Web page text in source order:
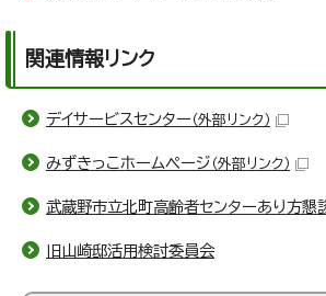
関連情報リンク
デイサービスセンター （外部リンク）
みずきっこホームページ （外部リンク）
武蔵野市立北町高齢者センターあり方懇
旧山崎邸活用検討委員会